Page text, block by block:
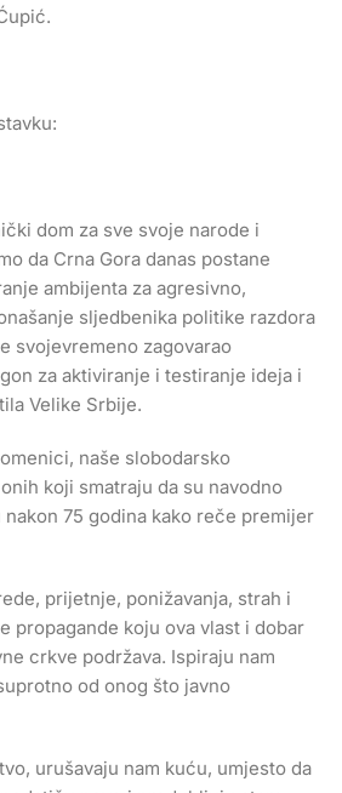
dom za sve svoje narode i
da Crna Gora danas postane
ambijenta za agresivno,
sljedbenika politike razdora
svojevremeno zagovarao
za aktiviranje i testiranje ideja i
Velike Srbije.
naše slobodarsko
koji smatraju da su navodno
75 godina kako reče premijer
prijetnje, ponižavanja, strah i
propagande koju ova vlast i dobar
crkve podržava. Ispiraju nam
od onog što javno
urušavaju nam kuću, umjesto da